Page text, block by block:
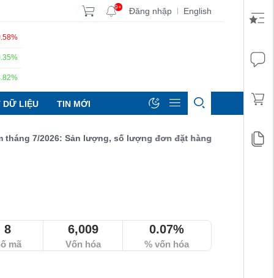
9+ Đăng nhập | English
DỮ LIỆU TIN MỚI
7/2026: Sản lượng, số lượng đơn đặt hàng mới và xuất khẩu
8
mã
6,009
Vốn hóa
0.07%
% vốn hóa